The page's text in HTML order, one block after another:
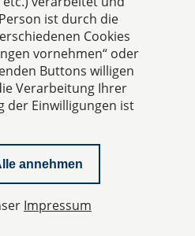
Datenschutzeinstellungen
ist durch die
Cookies
vornehmen“ oder
Buttons willigen
Verarbeitung Ihrer
der Einwilligungen ist
annehmen
Impressum